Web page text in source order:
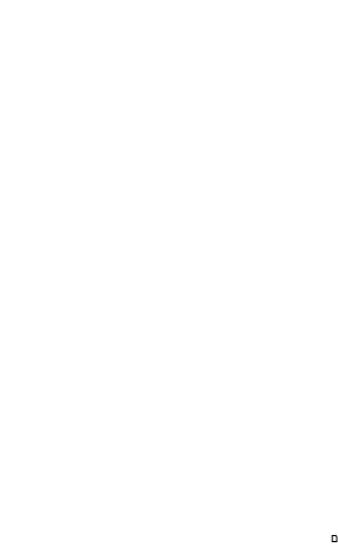
להודות לשחקנים
בהצלחה למצטרפים
מכבי!"
רואים בהמשך דרכו של סידי
הסגל לעונה הקרובה, מתוך
לצמרת הכדוריד
מחדש על כל התארים.
נחשף? צילומים מאירוע
בכתבה? נשמח שתשתפו